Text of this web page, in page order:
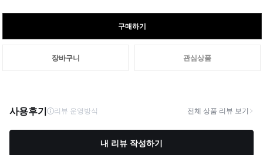
구매하기
장바구니 관심상품